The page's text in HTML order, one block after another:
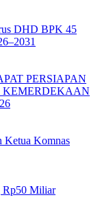
DHD BPK 45
PERSIAPAN
KEMERDEKAAN
Ketua Komnas
Rp50 Miliar